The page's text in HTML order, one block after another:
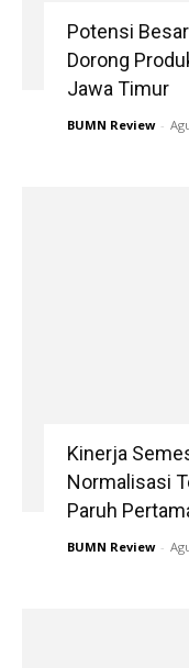
Potensi
Dorong
Jawa Timur
BUMN Review -
Kinerja
Normalisasi
Paruh
BUMN Review -